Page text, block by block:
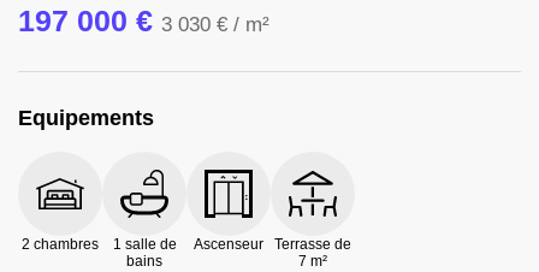
197 000 € 3 030 € / m²
Equipements
2 chambres
1 salle de
bains
Ascenseur
Terrasse de
7 m²